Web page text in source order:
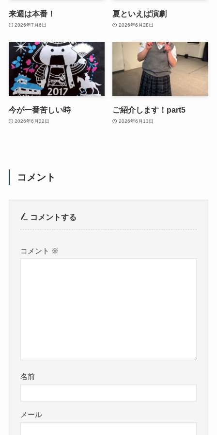
来週は本番！
2026年7月6日
夏といえば演劇
2026年6月28日
今が一番苦しい時
2026年6月22日
ご紹介します！part5
2026年6月13日
コメント
コメントする
コメント ※
名前
メール